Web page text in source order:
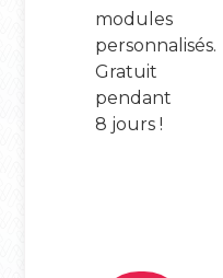
modules
personnalisés.
Gratuit
pendant
8 jours !